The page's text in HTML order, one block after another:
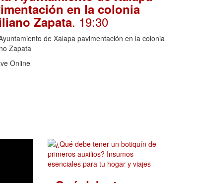
en la colonia
Zapata. 19:30
de Xalapa pavimentación en la colonia
Zapata
Online